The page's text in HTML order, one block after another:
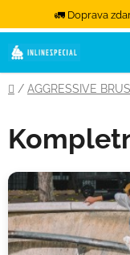
🚛 Doprava
Přejít na obsah
Domů
/ AGGRESSIVE